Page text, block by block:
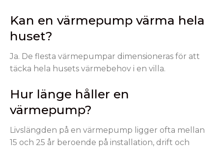
Kan en värmepump värma hela
huset?
Ja. De flesta värmepumpar dimensioneras för att
täcka hela husets värmebehov i en villa.
Hur länge håller en
värmepump?
Livslängden på en värmepump ligger ofta mellan
15 och 25 år beroende på installation, drift och